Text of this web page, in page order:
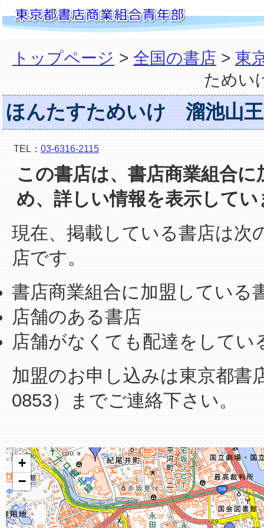
トップページ > 全国の書店 > 東
ためい
ほんたすためいけ 溜池山
TEL： 03-6316-2115
この書店は、書店商業組合
め、詳しい情報を表示して
現在、掲載している書店は次
店です。
書店商業組合に加盟している
店舗のある書店
店舗がなくても配達をしてい
加盟のお申し込みは東京都書
0853）までご連絡下さい。
+
−